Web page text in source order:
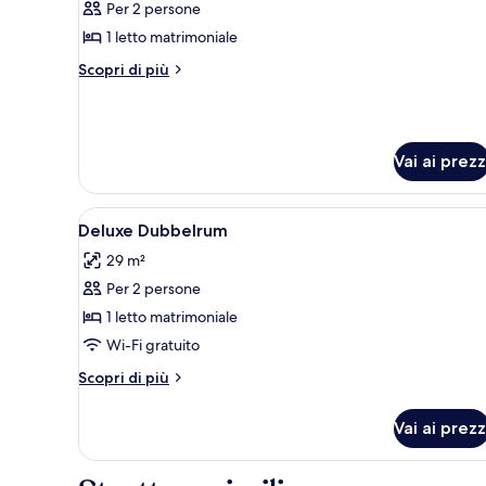
le
foto
per
Per 2 persone
1 letto matrimoniale
Scopri di più
Altri
Vai ai
Apri
tutte
le
foto
per
Deluxe
Dubbelrum
Una camera d'albergo
7
Deluxe Dubbelrum
29 m²
Per 2 persone
1 letto matrimoniale
Wi-Fi gratuito
Scopri di più
Altri
Dubbelrum
Vai ai